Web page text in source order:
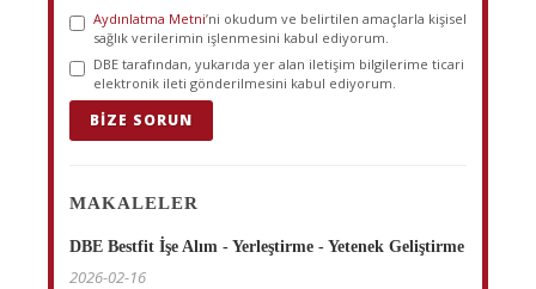
Aydınlatma Metni’ni okudum ve belirtilen amaçlarla kişisel
sağlık verilerimin işlenmesini kabul ediyorum.
DBE tarafından, yukarıda yer alan iletişim bilgilerime ticari
elektronik ileti gönderilmesini kabul ediyorum.
BIZE SORUN
MAKALELER
DBE Bestfit İşe Alım - Yerleştirme - Yetenek Geliştirme
2026-02-16